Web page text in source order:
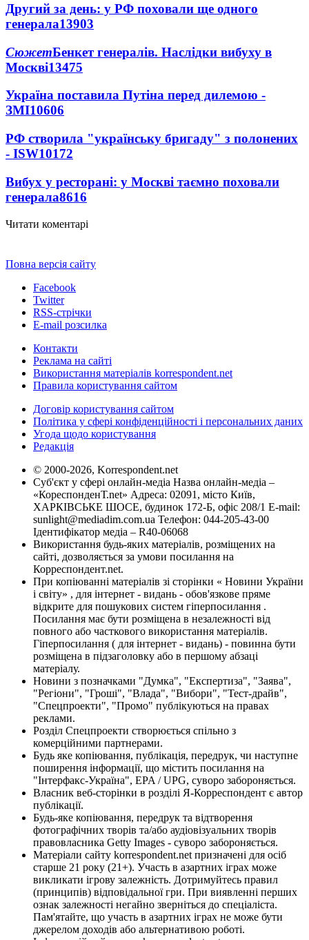
Другий за день: у РФ поховали ще одного
генерала13903
СюжетБенкет генералів. Наслідки вибуху в
Москві13475
Україна поставила Путіна перед дилемою -
ЗМІ10606
РФ створила "українську бригаду" з полонених
- ISW10172
Вибух у ресторані: у Москві таємно поховали
генерала8616
Читати коментарі
Повна версія сайту
Facebook
Twitter
RSS-стрічки
E-mail розсилка
Контакти
Реклама на сайті
Використання матеріалів korrespondent.net
Правила користування сайтом
Договір користування сайтом
Політика у сфері конфіденційності і персональних даних
Угода щодо користування
Редакція
© 2000-2026, Korrespondent.net
Суб'єкт у сфері онлайн-медіа Назва онлайн-медіа –
«КореспонденТ.net» Адреса: 02091, місто Київ,
ХАРКІВСЬКЕ ШОСЕ, будинок 172-Б, офіс 208/1 E-mail:
sunlight@mediadim.com.ua Телефон: 044-205-43-00
Ідентифікатор медіа – R40-06068
Використання будь-яких матеріалів, розміщених на
сайті, дозволяється за умови посилання на
Корреспондент.net.
При копіюванні матеріалів зі сторінки « Новини України
і світу» , для інтернет - видань - обов'язкове пряме
відкрите для пошукових систем гіперпосилання .
Посилання має бути розміщена в незалежності від
повного або часткового використання матеріалів.
Гіперпосилання ( для інтернет - видань) - повинна бути
розміщена в підзаголовку або в першому абзаці
матеріалу.
Новини з позначками "Думка", "Експертиза", "Заява",
"Регіони", "Гроші", "Влада", "Вибори", "Тест-драйв",
"Спецпроекти", "Промо" публікуються на правах
реклами.
Розділ Спецпроекти створюється спільно з
комерційними партнерами.
Будь яке копіювання, публікація, передрук, чи наступне
поширення інформації, що містить посилання на
"Інтерфакс-Україна", EPA / UPG, суворо забороняється.
Власник веб-сторінки в розділі Я-Корреспондент є автор
публікації.
Будь-яке копіювання, передрук та відтворення
фотографічних творів та/або аудіовізуальних творів
правовласника Getty Images - суворо забороняється.
Матеріали сайту korrespondent.net призначені для осіб
старше 21 року (21+). Участь в азартних іграх може
викликати ігрову залежність. Дотримуйтесь правил
(принципів) відповідальної гри. При виявленні перших
ознак залежності негайно зверніться до спеціаліста.
Пам'ятайте, що участь в азартних іграх не може бути
джерелом доходів або альтернативою роботі.